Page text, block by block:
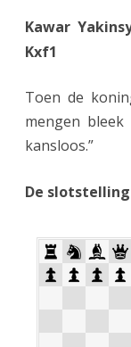
Kawar
Kxf1
Toen de
mengen
kansloos.”
De slotstelling